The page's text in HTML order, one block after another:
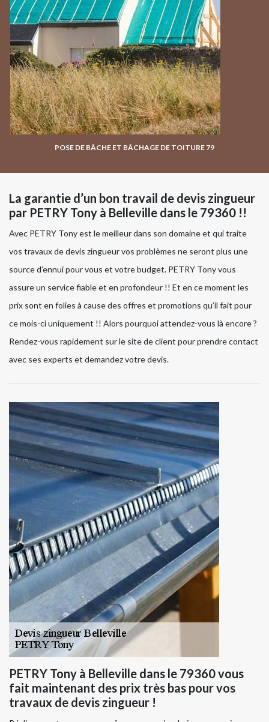
POSE DE BÂCHE ET BÂCHAGE DE TOITURE 79
La garantie d’un bon travail de devis zingueur
par PETRY Tony à Belleville dans le 79360 !!
Avec PETRY Tony est le meilleur dans son domaine et qui traite
vos travaux de devis zingueur vos problèmes ne seront plus une
source d’ennui pour vous et votre budget. PETRY Tony vous
assure un service fiable et en profondeur !! Et en ce moment les
prix sont en folies à cause des offres et promotions qu’il fait pour
ce mois-ci uniquement !! Alors pourquoi attendez-vous là encore ?
Rendez-vous rapidement sur le site de client pour prendre contact
avec ses experts et demandez votre devis.
PETRY Tony à Belleville dans le 79360 vous
fait maintenant des prix très bas pour vos
travaux de devis zingueur !